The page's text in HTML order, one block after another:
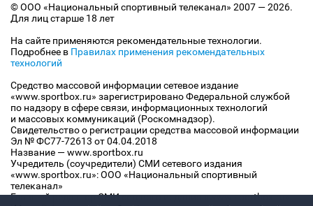
© ООО «Национальный спортивный телеканал» 2007 — 2026.
Для лиц старше 18 лет
На сайте применяются рекомендательные технологии.
Подробнее в Правилах применения рекомендательных
технологий
Средство массовой информации сетевое издание
«www.sportbox.ru» зарегистрировано Федеральной службой
по надзору в сфере связи, информационных технологий
и массовых коммуникаций (Роскомнадзор).
Свидетельство о регистрации средства массовой информации
Эл № ФС77-72613 от 04.04.2018
Название — www.sportbox.ru
Учредитель (соучредители) СМИ сетевого издания
«www.sportbox.ru»: ООО «Национальный спортивный
телеканал»
Главный редактор СМИ сетевого издания «www.sportbox.ru»: